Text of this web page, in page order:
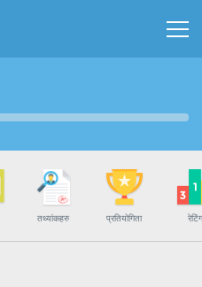
तथ्यांकहरु प्रतियोगिता रेटिंग